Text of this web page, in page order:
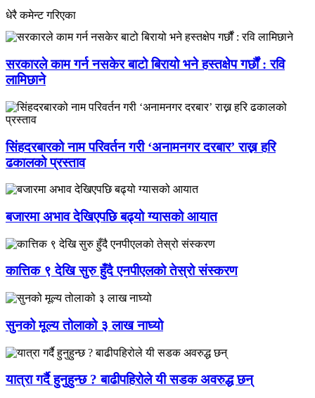
धेरै कमेन्ट गरिएका
सरकारले काम गर्न नसकेर बाटो बिरायो भने हस्तक्षेप गर्छौं : रवि
लामिछाने
सिंहदरबारको नाम परिवर्तन गरी ‘अनामनगर दरबार’ राख्न हरि
ढकालको प्रस्ताव
बजारमा अभाव देखिएपछि बढ्यो ग्यासको आयात
कात्तिक ९ देखि सुरु हुँदै एनपीएलको तेस्रो संस्करण
सुनको मूल्य तोलाको ३ लाख नाघ्यो
यात्रा गर्दै हुनुहुन्छ ? बाढीपहिरोले यी सडक अवरुद्ध छन्